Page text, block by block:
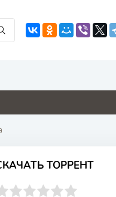
4.9 0
ТОРРЕНТ
10